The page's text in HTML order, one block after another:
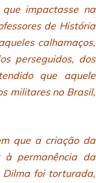
impactasse na
de História
calhamaços,
perseguidos, dos
que aquele
militares no Brasil,
que a criação da
permanência da
Dilma foi torturada,